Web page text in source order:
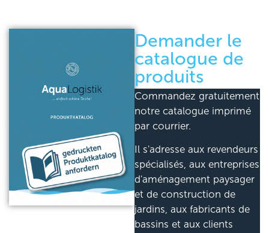
Demander le
catalogue de
produits
Commandez gratuitement
notre catalogue imprimé
par courrier.
Il s'adresse aux revendeurs
spécialisés, aux entreprises
d'aménagement paysager
et de construction de
jardins, aux fabricants de
bassins et aux clients